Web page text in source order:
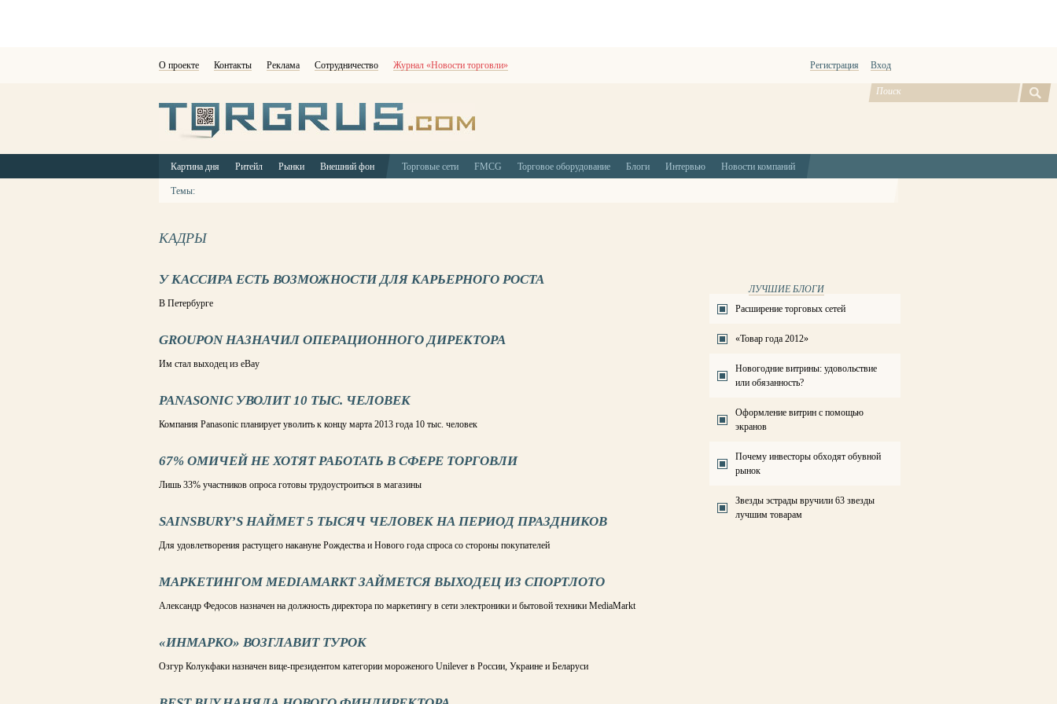
О проекте Контакты Реклама Сотрудничество Журнал «Новости торговли» Регистрация Вход
Картина дня Ритейл Рынки Внешний фон Торговые сети FMCG Торговое оборудование Блоги Интервью Новости компаний
Темы:
КАДРЫ
У КАССИРА ЕСТЬ ВОЗМОЖНОСТИ ДЛЯ КАРЬЕРНОГО РОСТА
В Петербурге
GROUPON НАЗНАЧИЛ ОПЕРАЦИОННОГО ДИРЕКТОРА
Им стал выходец из eBay
PANASONIC УВОЛИТ 10 ТЫС. ЧЕЛОВЕК
Компания Panasonic планирует уволить к концу марта 2013 года 10 тыс. человек
67% ОМИЧЕЙ НЕ ХОТЯТ РАБОТАТЬ В СФЕРЕ ТОРГОВЛИ
Лишь 33% участников опроса готовы трудоустроиться в магазины
SAINSBURY’S НАЙМЕТ 5 ТЫСЯЧ ЧЕЛОВЕК НА ПЕРИОД ПРАЗДНИКОВ
Для удовлетворения растущего накануне Рождества и Нового года спроса со стороны покупателей
МАРКЕТИНГОМ MEDIAMARKT ЗАЙМЕТСЯ ВЫХОДЕЦ ИЗ СПОРТЛОТО
Александр Федосов назначен на должность директора по маркетингу в сети электроники и бытовой техники MediaMarkt
«ИНМАРКО» ВОЗГЛАВИТ ТУРОК
Озгур Колукфаки назначен вице-президентом категории мороженого Unilever в России, Украине и Беларуси
ЛУЧШИЕ БЛОГИ
Расширение торговых сетей
«Товар года 2012»
Новогодние витрины: удовольствие
или обязанность?
Оформление витрин с помощью
экранов
Почему инвесторы обходят обувной
рынок
Звезды эстрады вручили 63 звезды
лучшим товарам